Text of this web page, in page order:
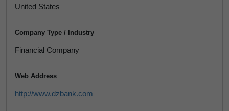
United States
Company Type / Industry
Financial Company
Web Address
http://www.dzbank.com